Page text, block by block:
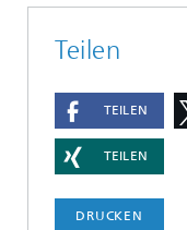
Teilen
TEILEN
TEILEN
DRUCKEN